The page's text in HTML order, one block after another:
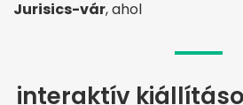
Jurisics-vár, ahol
interaktív